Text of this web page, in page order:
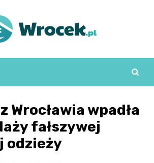
Wrocławia wpadła
fałszywej
odzieży